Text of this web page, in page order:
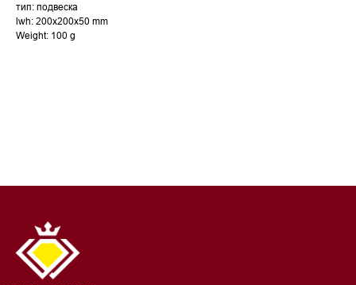
тип: подвеска
lwh: 200x200x50 mm
Weight: 100 g